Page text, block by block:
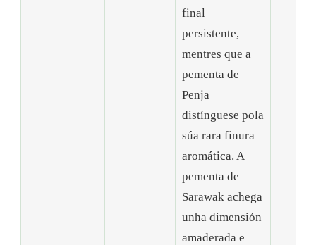
final
persistente,
mentres que a
pementa de
Penja
distínguese pola
súa rara finura
aromática. A
pementa de
Sarawak achega
unha dimensión
amaderada e